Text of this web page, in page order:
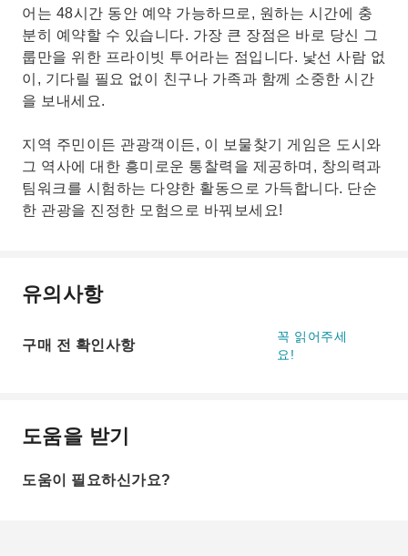
어는 48시간 동안 예약 가능하므로, 원하는 시간에 충
분히 예약할 수 있습니다. 가장 큰 장점은 바로 당신 그
룹만을 위한 프라이빗 투어라는 점입니다. 낯선 사람 없
이, 기다릴 필요 없이 친구나 가족과 함께 소중한 시간
을 보내세요.
지역 주민이든 관광객이든, 이 보물찾기 게임은 도시와
그 역사에 대한 흥미로운 통찰력을 제공하며, 창의력과
팀워크를 시험하는 다양한 활동으로 가득합니다. 단순
한 관광을 진정한 모험으로 바꿔보세요!
유의사항
구매 전 확인사항
꼭 읽어주세
요!
도움을 받기
도움이 필요하신가요?